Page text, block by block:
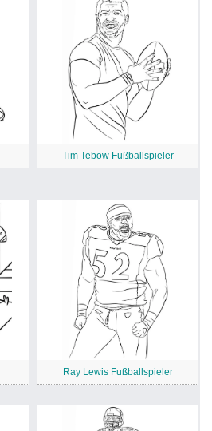
Tim Tebow Fußballspieler
Ray Lewis Fußballspieler